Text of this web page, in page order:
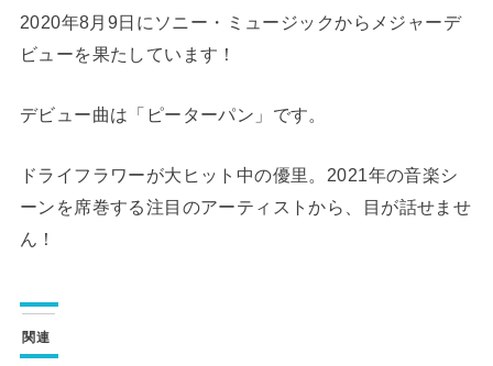
2020年8月9日にソニー・ミュージックからメジャーデ
ビューを果たしています！
デビュー曲は「ピーターパン」です。
ドライフラワーが大ヒット中の優里。2021年の音楽シ
ーンを席巻する注目のアーティストから、目が話せませ
ん！
関連